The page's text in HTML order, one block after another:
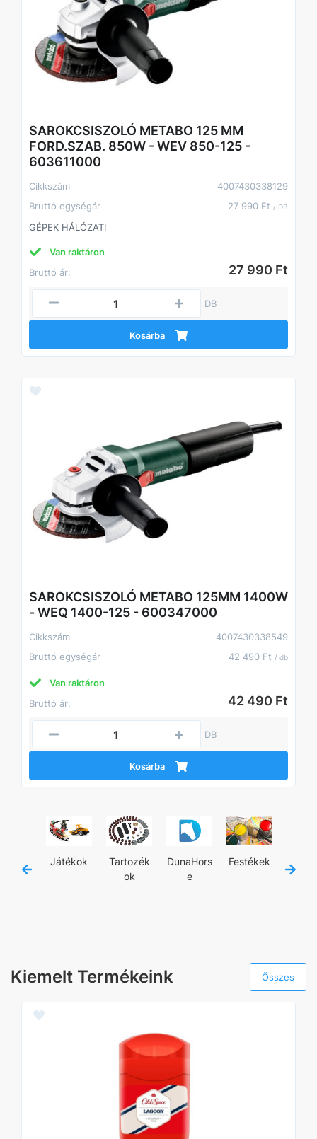
SAROKCSISZOLÓ METABO 125 MM
FORD.SZAB. 850W - WEV 850-125 -
603611000
Cikkszám
4007430338129
Bruttó egységár
27 990 Ft / DB
GÉPEK HÁLÓZATI
Van raktáron
Bruttó ár:
27 990 Ft
DB
Kosárba
SAROKCSISZOLÓ METABO 125MM 1400W
- WEQ 1400-125 - 600347000
Cikkszám
4007430338549
Bruttó egységár
42 490 Ft / db
Van raktáron
Bruttó ár:
42 490 Ft
DB
Kosárba
Játékok
Tartozék
ok
DunaHors
e
Festékek
Kiemelt Termékeink Összes